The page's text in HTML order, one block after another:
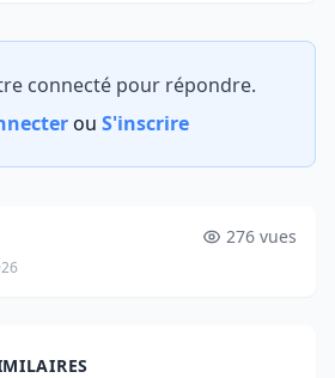
connecté pour répondre.
ou S'inscrire
276 vues